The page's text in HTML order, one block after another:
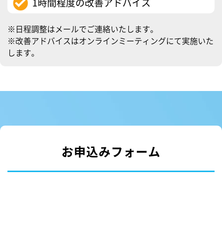
1時間程度の改善アドバイス
※日程調整はメールでご連絡いたします。
※改善アドバイスはオンラインミーティングにて実施いた
します。
お申込みフォーム